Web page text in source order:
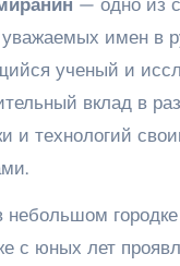
имен в
ученый и
вклад в
и технологий
городке
с юных лет